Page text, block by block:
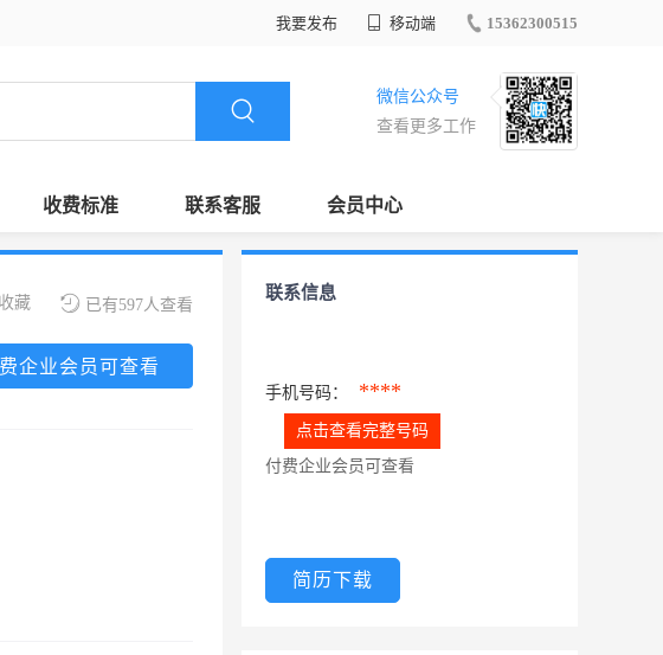
我要发布 移动端 15362300515
微信公众号
查看更多工作
收费标准 联系客服 会员中心
已有597人查看
收藏
企业会员可查看
联系信息
手机号码： ****
点击查看完整号码
付费企业会员可查看
简历下载